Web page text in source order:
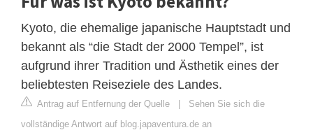
Kyoto, die ehemalige japanische Hauptstadt und
bekannt als “die Stadt der 2000 Tempel”, ist
aufgrund ihrer Tradition und Ästhetik eines der
beliebtesten Reiseziele des Landes.
Antrag auf Entfernung der Quelle | Sehen Sie sich die
vollständige Antwort auf blog.japaventura.de an